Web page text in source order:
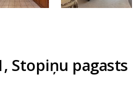
Stopiņu pagasts